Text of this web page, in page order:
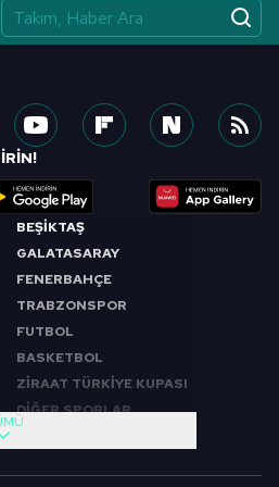
Çerezlere ilişkin detaylı bilgi
Çerez Bilgilendirme
Korunması Kanunu uyarınca
okumak ve sitemizde
.
BEŞİKTAŞ
GALATASARAY
FENERBAHÇE
TRABZONSPOR
FUTBOL
BASKETBOL
ZİRAAT TÜRKİYE KUPASI
DİĞER SPORLAR